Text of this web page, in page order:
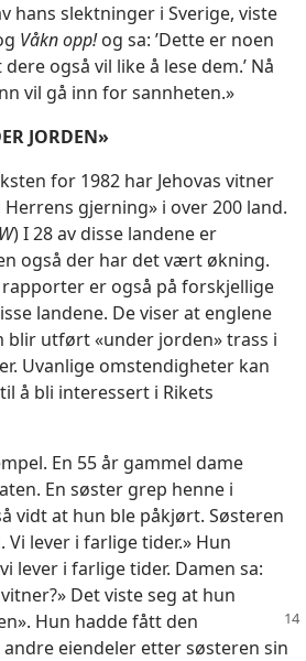
hans slektninger i Sverige, viste
Våkn opp!og sa: ’Dette er noen
også vil like å lese dem.’ Nå
vil gå inn for sannheten.»
JORDEN»
for 1982 har Jehovas vitner
gjerning» i over 200 land.
) I 28 av disse landene er
også der har det vært økning.
er også på forskjellige
landene. De viser at englene
blir utført «under jorden» trass i
Uvanlige omstendigheter kan
å bli interessert i Rikets
En 55 år gammel dame
En søster grep henne i
vidt at hun ble påkjørt. Søsteren
lever i farlige tider.» Hun
lever i farlige tider. Damen sa:
Det viste seg at hun
Hun hadde fått den
eiendeler etter søsteren sin